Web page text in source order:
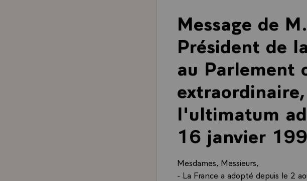
Message de
Président de
au Parlement
l'ultimatum
16 janvier
Mesdames, Messieurs,
- La France a adopté depuis le 2